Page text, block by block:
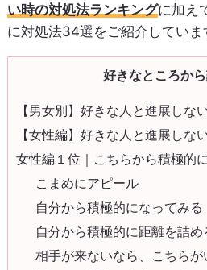
い時の対処法ランキングに加え
に対処法34選をご紹介していま
好きなところか
【男女別】好きな人と進展しな
【女性編】好きな人と進展しな
女性編１位｜こちらから積極的
こまめにアピール
自分から積極的になってみる
自分から積極的に距離を詰め
相手が来ないなら、こちらが